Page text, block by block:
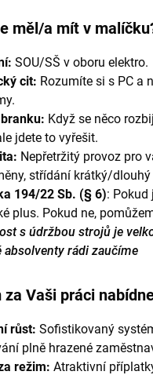
měl/a mít v
SOU/SŠ v oboru elektro.
cit: Rozumíte si s PC a
Když se něco
jdete to vyřešit.
Nepřetržitý provoz pro
střídání krátký/dlouhý
194/22 Sb. (§ 6): Pokud
plus. Pokud ne,
s údržbou strojů je
absolventy rádi zaučíme
za Vaši práci
růst: Sofistikovaný
plně hrazené
režim: Atraktivní